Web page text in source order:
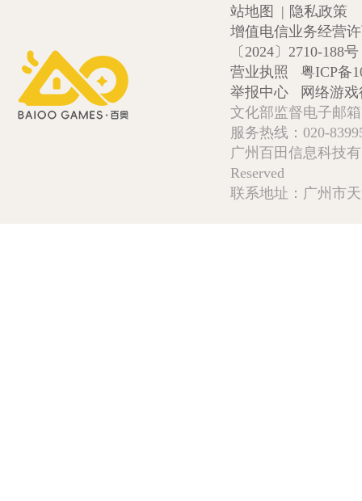
站地图
| 隐私政策
增值电信业务经营
〔2024〕2710-188号
营业执照
粤ICP备
举报中心
网络游
文化部监督电子邮
服务热线：020-
广州百田信息科技
Reserved
联系地址：广州市